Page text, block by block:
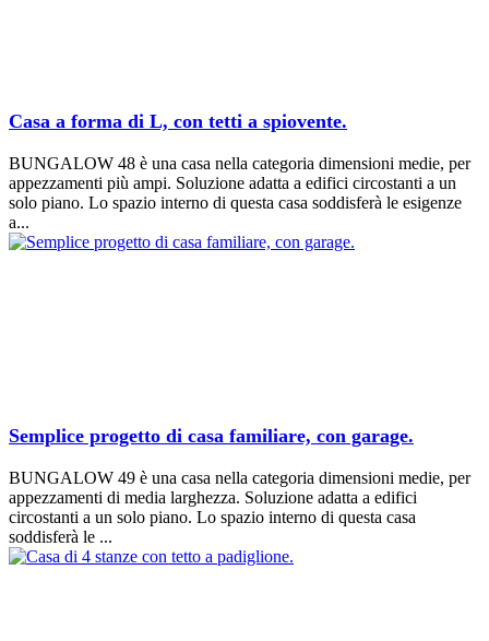
Casa a forma di L, con tetti a spiovente.
BUNGALOW 48 è una casa nella categoria dimensioni medie, per
appezzamenti più ampi. Soluzione adatta a edifici circostanti a un
solo piano. Lo spazio interno di questa casa soddisferà le esigenze
a...
Semplice progetto di casa familiare, con garage.
BUNGALOW 49 è una casa nella categoria dimensioni medie, per
appezzamenti di media larghezza. Soluzione adatta a edifici
circostanti a un solo piano. Lo spazio interno di questa casa
soddisferà le ...